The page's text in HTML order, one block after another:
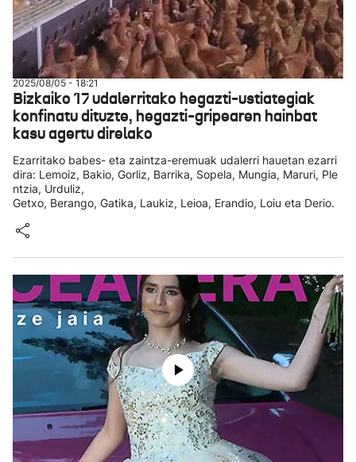
2025/08/05 - 18:21
Bizkaiko 17 udalerritako hegazti-ustiategiak
konfinatu dituzte, hegazti-gripearen hainbat
kasu agertu direlako
Ezarritako babes- eta zaintza-eremuak udalerri hauetan ezarri
dira: Lemoiz, Bakio, Gorliz, Barrika, Sopela, Mungia, Maruri, Ple
ntzia, Urduliz,
Getxo, Berango, Gatika, Laukiz, Leioa, Erandio, Loiu eta Derio.